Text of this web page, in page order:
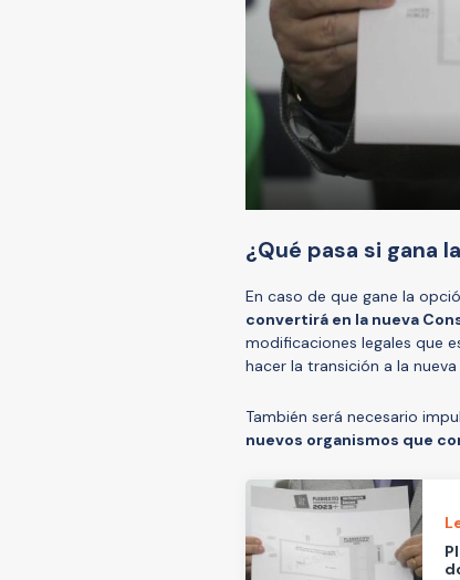
¿Qué pasa si gana
En caso de que gane la
convertirá en la nueva
modificaciones legales que
hacer la transición a la nueva
También será necesario
nuevos organismos que